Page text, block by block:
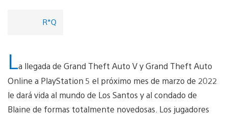
R*Q
La llegada de Grand Theft Auto V y Grand Theft Auto
Online a PlayStation 5 el próximo mes de marzo de 2022
le dará vida al mundo de Los Santos y al condado de
Blaine de formas totalmente novedosas. Los jugadores